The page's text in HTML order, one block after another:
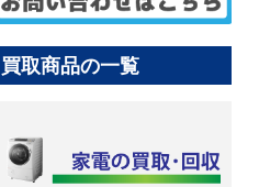
買取商品の一覧